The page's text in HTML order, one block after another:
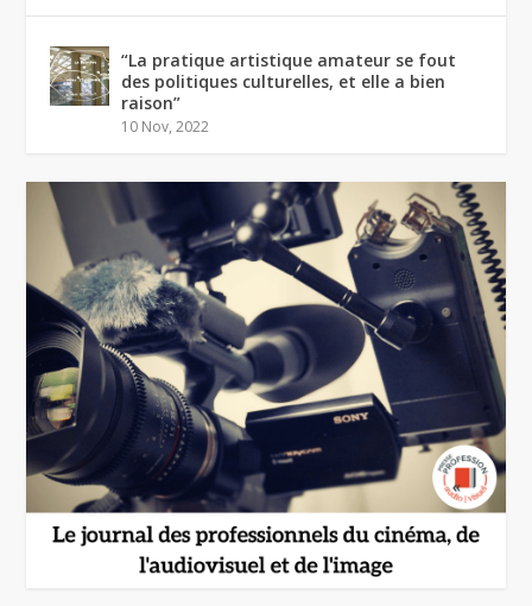
“La pratique artistique amateur se fout
des politiques culturelles, et elle a bien
raison”
10 Nov, 2022